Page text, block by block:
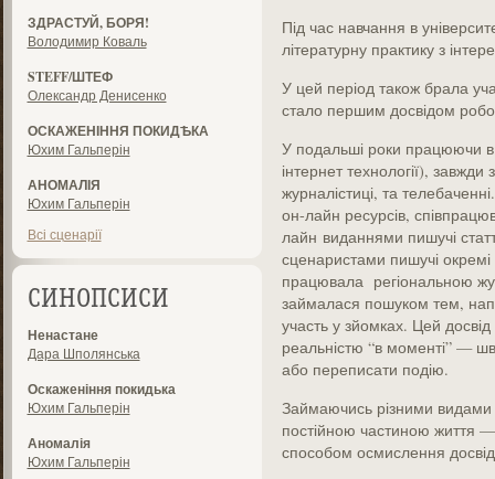
ЗДРАСТУЙ, БОРЯ!
Володимир Коваль
STEFF/ШТЕФ
Олександр Денисенко
ОСКАЖЕНІННЯ ПОКИДѢКА
Юхим Гальперін
АНОМАЛІЯ
Юхим Гальперін
Всі сценарії
СИНОПСИСИ
Ненастане
Дара Шполянська
Оскаженіння покидька
Юхим Гальперін
Аномалія
Юхим Гальперін
Під час навчання в
літературну практику з
У цей період також брала
стало першим досвідом
У подальші роки працюючи
інтернет технології),
журналістиці, та
он-лайн ресурсів,
лайн виданнями пишучі
сценаристами пишучі
працювала регіональною
займалася пошуком тем,
участь у зйомках. Цей
реальністю “в моменті” —
або переписати подію.
Займаючись різними видами
постійною частиною життя —
способом осмислення